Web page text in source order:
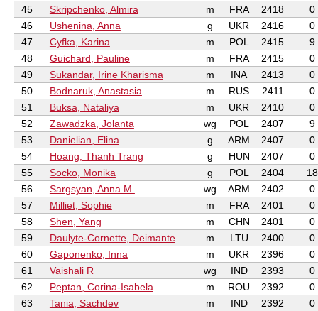
45
Skripchenko, Almira m FRA 2418
0
46
Ushenina, Anna g UKR 2416
0
47
Cyfka, Karina m POL 2415
9
48
Guichard, Pauline m FRA 2415
0
49
Sukandar, Irine Kharisma m INA 2413
0
50
Bodnaruk, Anastasia m RUS 2411
0
51
Buksa, Nataliya m UKR 2410
0
52
Zawadzka, Jolanta wg POL 2407
9
53
Danielian, Elina g ARM 2407
0
54
Hoang, Thanh Trang g HUN 2407
0
55
Socko, Monika g POL 2404
18
56
Sargsyan, Anna M. wg ARM 2402
0
57
Milliet, Sophie m FRA 2401
0
58
Shen, Yang m CHN 2401
0
59
Daulyte-Cornette, Deimante m LTU 2400
0
60
Gaponenko, Inna m UKR 2396
0
61
Vaishali R wg IND 2393
0
62
Peptan, Corina-Isabela m ROU 2392
0
63
Tania, Sachdev m IND 2392
0